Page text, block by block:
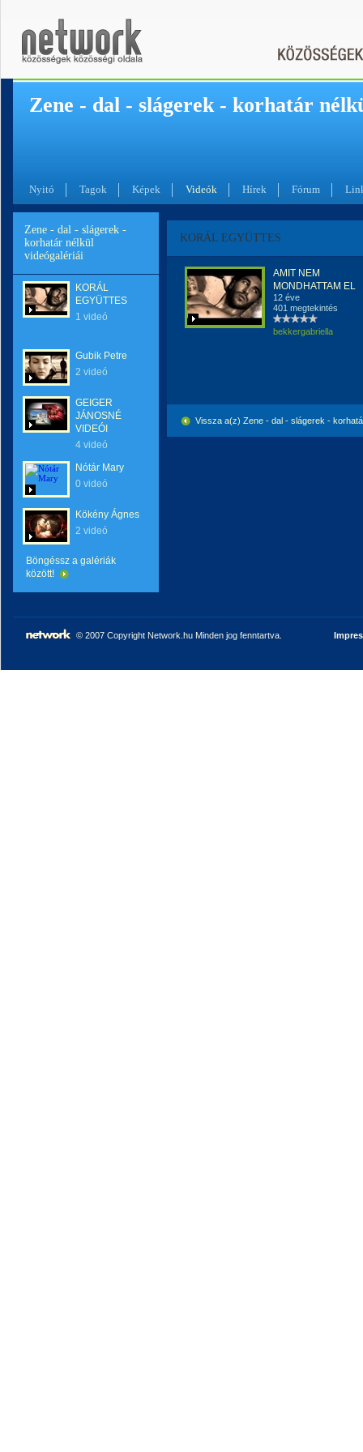
Zene - dal - slágerek - korhatár
Nyitó Tagok Képek Videók Hírek Fórum
Zene - dal - slágerek -
korhatár nélkül
videógalériái
KORÁL
EGYÜTTES
1 videó
Gubik Petre
2 videó
GEIGER
JÁNOSNÉ
VIDEÓI
4 videó
Nótár Mary
0 videó
Kökény Ágnes
2 videó
Böngéssz a galériák
között!
KORÁL EGYÜTTES
AMIT NEM
MONDHATTAM EL
12 éve
401 megtekintés
bekkergabriella
Vissza a(z) Zene - dal - slágerek -
© 2007 Copyright Network.hu Minden jog fenntartva.